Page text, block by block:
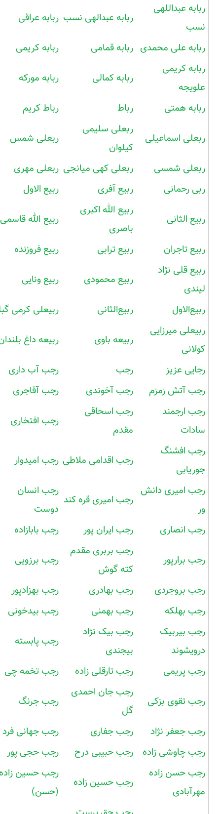
ربابه عبداللهی
نسب
ربابه عبدالهی نسب ربابه عراقی
ربابه علی محمدی ربابه قمامی
ربابه کریمی
ربابه کریمی
علویجه
ربابه کمالی ربابه مورکه
ربابه همتی رباط رباط کریم
ربعلی اسماعیلی
ربعلی سلیمی
کیلوان
ربعلی شمس
ربعلی شمسی ربعلی کهی میانجی ربعلی مهری
ربی رحمانی
ربیع آفری ربیع الاول
ربیع الثانی
ربیع الله اکبری
باصری
ربیع الله قاسمی
ربیع تاجران ربیع ترابی
ربیع فروزنده
ربیع قلی نژاد
لیندی
ربیع محمودی ربیع ونایی
ربیع‌الاول ربیع‌الثانی
ربیعلی کرمی
ربیعلی میرزایی
کولانی
ربیعه باوی ربیعه داغ
رجایی عزیز رجب
رجب آب داری
رجب آتش زمزم
رجب آخوندی
رجب آقاجری
رجب ارجمند
سادات
رجب اسحاقی
مقدم
رجب افتخاری
رجب افشنگ
جوریابی
رجب اقدامی ملاطی رجب امیدوار
رجب امیری دانش
ور
رجب امیری قره کند
رجب انسان
دوست
رجب انصاری
رجب ایران پور رجب بابازاده
رجب برارپور
رجب بربری مقدم
کته گوش
رجب برزویی
رجب بروجردی رجب بهادری
رجب بهزادپور
رجب بهلکه
رجب بهمنی
رجب بیدخونی
رجب بیربیک
درویشوند
رجب بیک نژاد
بیجندی
رجب پابسته
رجب پریمی رجب تارقلی زاده رجب تخمه چی
رجب تقوی بزکی
رجب جان احمدی
گل
رجب جرنگ
رجب جعفر نژاد رجب جفاری
رجب جهانی فرد
رجب چاوشی زاده
رجب حبیبی درح
رجب حجی پور
رجب حسن زاده
مهرآبادی
رجب حسین زاده
رجب حسین
(حسن)